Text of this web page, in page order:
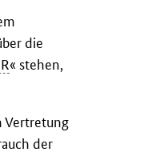
die
« stehen,
Vertretung
der